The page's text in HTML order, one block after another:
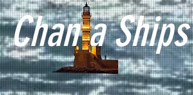
Chan a Ships